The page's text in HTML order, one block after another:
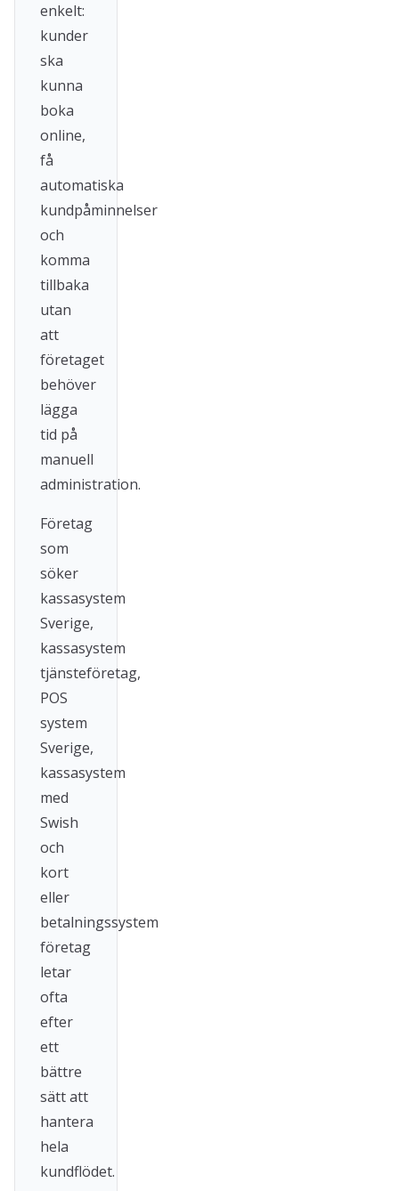
enkelt:
kunder
ska
kunna
boka
online,
få
automatiska
kundpåminnelser
och
komma
tillbaka
utan
att
företaget
behöver
lägga
tid på
manuell
administration.
Företag
som
söker
kassasystem
Sverige,
kassasystem
tjänsteföretag,
POS
system
Sverige,
kassasystem
med
Swish
och
kort
eller
betalningssystem
företag
letar
ofta
efter
ett
bättre
sätt att
hantera
hela
kundflödet.